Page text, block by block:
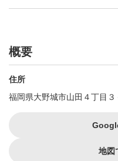
概要
住所
福岡県大野城市山田４丁目
地図